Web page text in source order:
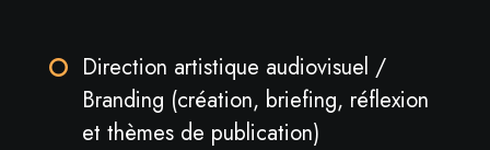
Direction artistique audiovisuel /
Branding (création, briefing, réflexion
et thèmes de publication)